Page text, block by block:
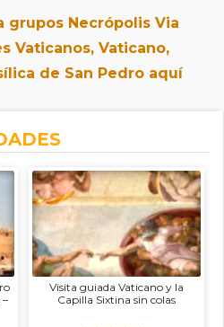
grupos Necrópolis Via
Vaticanos, Vaticano,
de San Pedro aquí
Visita guiada Vaticano y la
Capilla Sixtina sin colas